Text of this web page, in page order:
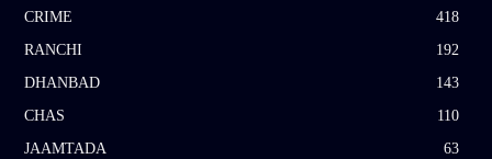
CRIME
418
RANCHI
192
DHANBAD
143
CHAS
110
JAAMTADA
63